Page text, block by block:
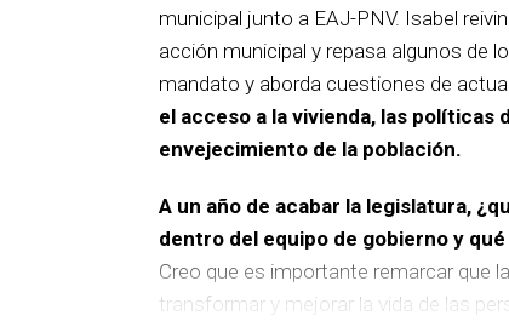
municipal junto a EAJ-PNV. Isabel
acción municipal y repasa algunos de
mandato y aborda cuestiones de
el acceso a la vivienda, las políticas
envejecimiento de la población.
A un año de acabar la legislatura,
dentro del equipo de gobierno y
Creo que es importante remarcar que
transformar y mejorar la vida de las